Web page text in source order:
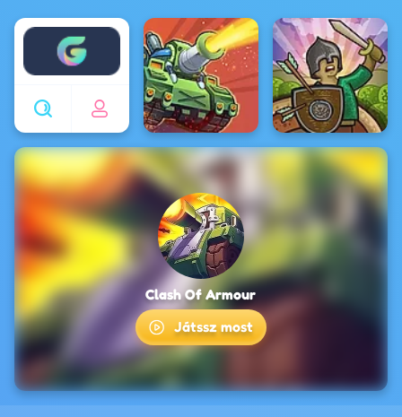
Enjoy4fun
Clash Of Armour
Játssz most